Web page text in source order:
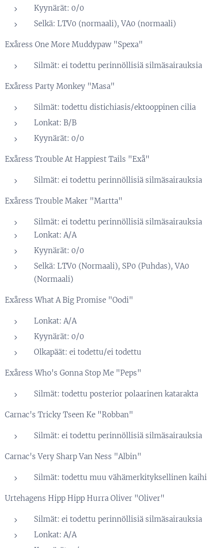
Kyynärät: 0/0
Selkä: LTV0 (normaali), VA0 (normaali)
Exåress One More Muddypaw "Spexa"
Silmät: ei todettu perinnöllisiä silmäsairauksia
Exåress Party Monkey "Masa"
Silmät: todettu distichiasis/ektooppinen cilia
Lonkat: B/B
Kyynärät: 0/0
Exåress Trouble At Happiest Tails "Exå"
Silmät: ei todettu perinnöllisiä silmäsairauksia
Exåress Trouble Maker "Martta"
Silmät: ei todettu perinnöllisiä silmäsairauksia
Lonkat: A/A
Kyynärät: 0/0
Selkä: LTV0 (Normaali), SP0 (Puhdas), VA0
(Normaali)
Exåress What A Big Promise "Oodi"
Lonkat: A/A
Kyynärät: 0/0
Olkapäät: ei todettu/ei todettu
Exåress Who's Gonna Stop Me "Peps"
Silmät: todettu posterior polaarinen katarakta
Carnac's Tricky Tseen Ke "Robban"
Silmät: ei todettu perinnöllisiä silmäsairauksia
Carnac's Very Sharp Van Ness "Albin"
Silmät: todettu muu vähämerkityksellinen kaihi
Urtehagens Hipp Hipp Hurra Oliver "Oliver"
Silmät: ei todettu perinnöllisiä silmäsairauksia
Lonkat: A/A